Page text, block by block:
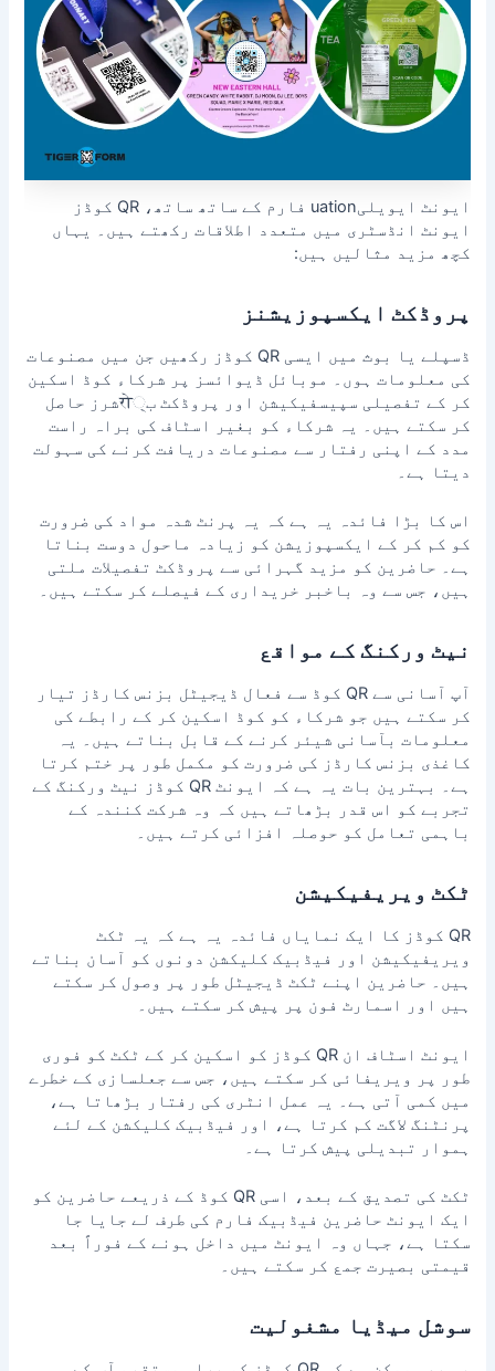
ایونٹ ایویلیuation فارم کے ساتھ ساتھ، QR کوڈز
ایونٹ انڈسٹری میں متعدد اطلاقات رکھتے ہیں۔ یہاں
کچھ مزید مثالیں ہیں:
پروڈکٹ ایکسپوزیشنز
ڈسپلے یا بوث میں ایسی QR کوڈز رکھیں جن میں مصنوعات
کی معلومات ہوں۔ موبائل ڈیوائسز پر شرکاء کوڈ اسکین
کر کے تفصیلی سپیسفیکیشن اور پروڈکٹ ب्रोشرز حاصل
کر سکتے ہیں۔ یہ شرکاء کو بغیر اسٹاف کی براہ راست
مدد کے اپنی رفتار سے مصنوعات دریافت کرنے کی سہولت
دیتا ہے۔
اس کا بڑا فائدہ یہ ہے کہ یہ پرنٹ شدہ مواد کی ضرورت
کو کم کر کے ایکسپوزیشن کو زیادہ ماحول دوست بناتا
ہے۔ حاضرین کو مزید گہرائی سے پروڈکٹ تفصیلات ملتی
ہیں، جس سے وہ باخبر خریداری کے فیصلے کر سکتے ہیں۔
نیٹ ورکنگ کے مواقع
آپ آسانی سے QR کوڈ سے فعال ڈیجیٹل بزنس کارڈز تیار
کر سکتے ہیں جو شرکاء کو کوڈ اسکین کر کے رابطے کی
معلومات بآسانی شیئر کرنے کے قابل بناتے ہیں۔ یہ
کاغذی بزنس کارڈز کی ضرورت کو مکمل طور پر ختم کرتا
ہے۔ بہترین بات یہ ہے کہ ایونٹ QR کوڈز نیٹ ورکنگ کے
تجربے کو اس قدر بڑھاتے ہیں کہ وہ شرکت کنندہ کے
باہمی تعامل کو حوصلہ افزائی کرتے ہیں۔
ٹکٹ ویریفیکیشن
QR کوڈز کا ایک نمایاں فائدہ یہ ہے کہ یہ ٹکٹ
ویریفیکیشن اور فیڈبیک کلیکشن دونوں کو آسان بناتے
ہیں۔ حاضرین اپنے ٹکٹ ڈیجیٹل طور پر وصول کر سکتے
ہیں اور اسمارٹ فون پر پیش کر سکتے ہیں۔
ایونٹ اسٹاف ان QR کوڈز کو اسکین کر کے ٹکٹ کو فوری
طور پر ویریفائی کر سکتے ہیں، جس سے جعلسازی کے خطرے
میں کمی آتی ہے۔ یہ عمل انٹری کی رفتار بڑھاتا ہے،
پرنٹنگ لاگت کم کرتا ہے، اور فیڈبیک کلیکشن کے لئے
ہموار تبدیلی پیش کرتا ہے۔
ٹکٹ کی تصدیق کے بعد، اسی QR کوڈ کے ذریعے حاضرین کو
ایک ایونٹ حاضرین فیڈبیک فارم کی طرف لے جایا جا
سکتا ہے، جہاں وہ ایونٹ میں داخل ہونے کے فوراً بعد
قیمتی بصیرت جمع کر سکتے ہیں۔
سوشل میڈیا مشغولیت